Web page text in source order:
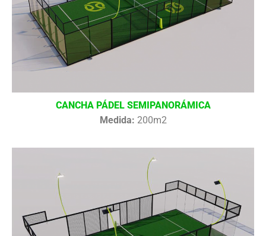
CANCHA PÁDEL SEMIPANORÁMICA
Medida: 200m2